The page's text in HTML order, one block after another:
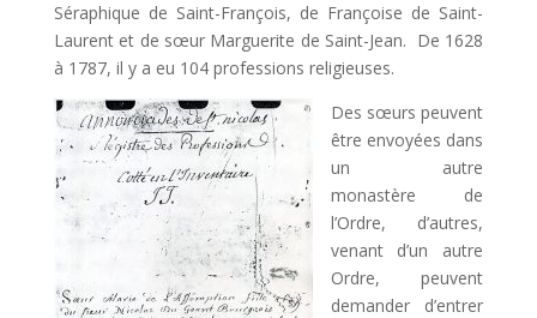
Séraphique de Saint-François, de Françoise de Saint-
Laurent et de sœur Marguerite de Saint-Jean. De 1628
à 1787, il y a eu 104 professions religieuses.
Des sœurs peuvent
être envoyées dans
un autre
monastère de
l’Ordre, d’autres,
venant d’un autre
Ordre, peuvent
demander d’entrer